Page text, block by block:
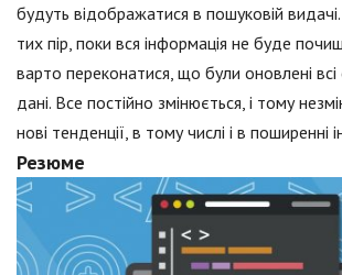
будуть відображатися в пошуковій
тих пір, поки вся інформація не буде
варто переконатися, що були оновлені всі
дані. Все постійно змінюється, і тому
нові тенденції, в тому числі і в поширенні
Резюме